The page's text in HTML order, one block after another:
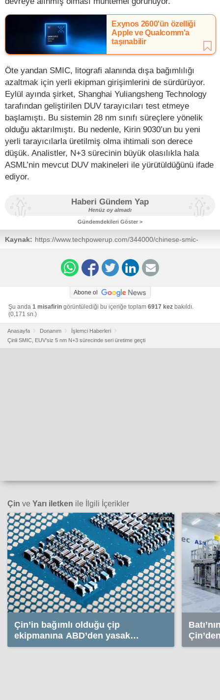
Exynos 2600'ün özelliği
Apple ve Qualcomm'a
taşınabilir
Öte yandan SMIC, litografi alanında dışa bağımlılığı
azaltmak için yerli ekipman girişimlerini de sürdürüyor.
Eylül ayında şirket, Shanghai Yuliangsheng Technology
tarafından geliştirilen DUV tarayıcıları test etmeye
başlamıştı. Bu sistemin 28 nm sınıfı süreçlere yönelik
olduğu aktarılmıştı. Bu nedenle, Kirin 9030’un bu yeni
yerli tarayıcılarla üretilmiş olma ihtimali son derece
düşük. Analistler, N+3 sürecinin büyük olasılıkla hala
ASML’nin mevcut DUV makineleri ile yürütüldüğünü ifade
ediyor.
Haberi Gündem Yap
Henüz oy almadı
Gündemdekileri Göster >
Kaynak: https://www.techpowerup.com/344000/chinese-smic-
achieves-5-nm-production-on-n-3-node-without-euv-tools
Abone ol
Şu anda 1 misafirin görüntülediği bu içeriğe toplam 6917 kez bakıldı.
(0,171 sn.)
Anasayfa Donanım
İşlemci Haberleri
Çinli SMIC, EUV’siz 5 nm N+3 sürecinde seri üretime geçti
Çin ve Yarı iletken ile İlgili İçerikler
4 ay önce
Çin’in bağımlı olduğu çip
ekipmanına ABD’den yasak
geliyor